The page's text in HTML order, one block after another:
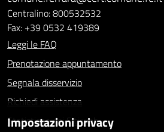
Centralino: 800532532
Fax: +39 0532 419389
Leggi le FAQ
Prenotazione appuntamento
Segnala disservizio
Richiedi assistenza
Statistiche dei Siti web
Impostazioni privacy